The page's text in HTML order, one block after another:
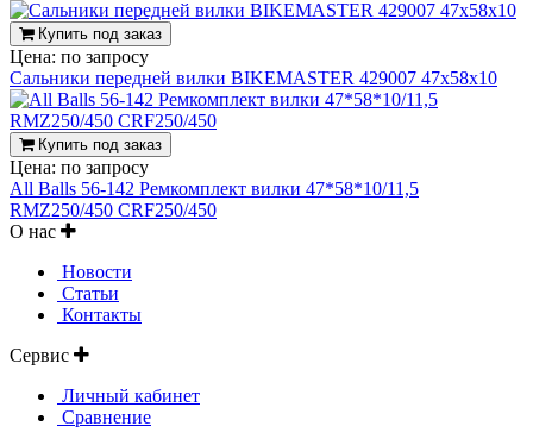
Купить под заказ
Цена: по запросу
Сальники передней вилки BIKEMASTER 429007 47x58x10
Купить под заказ
Цена: по запросу
All Balls 56-142 Ремкомплект вилки 47*58*10/11,5
RMZ250/450 CRF250/450
О нас
Новости
Статьи
Контакты
Сервис
Личный кабинет
Сравнение